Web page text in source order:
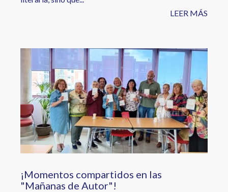
LEER MÁS
¡Momentos compartidos en las
"Mañanas de Autor"!